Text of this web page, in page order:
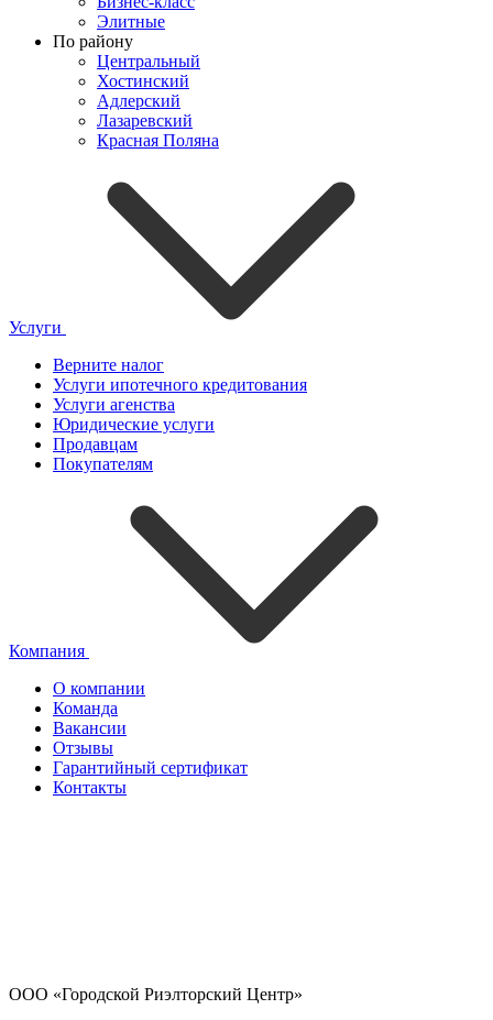
Элитные
По району
Центральный
Хостинский
Адлерский
Лазаревский
Красная Поляна
Услуги
Верните налог
Услуги ипотечного кредитования
Услуги агенства
Юридические услуги
Продавцам
Покупателям
Компания
О компании
Команда
Вакансии
Отзывы
Гарантийный сертификат
Контакты
ООО «Городской Риэлторский Центр»